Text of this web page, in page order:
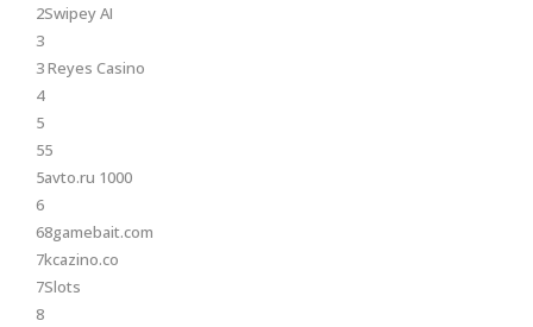
2Swipey AI
3
3 Reyes Casino
4
5
55
5avto.ru 1000
6
68gamebait.com
7kcazino.co
7Slots
8